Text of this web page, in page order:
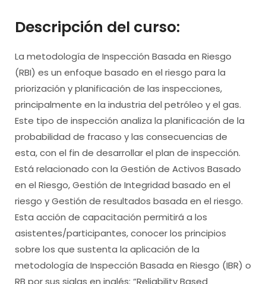
Descripción del curso:
La metodología de Inspección Basada en Riesgo
(RBI) es un enfoque basado en el riesgo para la
priorización y planificación de las inspecciones,
principalmente en la industria del petróleo y el gas.
Este tipo de inspección analiza la planificación de la
probabilidad de fracaso y las consecuencias de
esta, con el fin de desarrollar el plan de inspección.
Está relacionado con la Gestión de Activos Basado
en el Riesgo, Gestión de Integridad basado en el
riesgo y Gestión de resultados basada en el riesgo.
Esta acción de capacitación permitirá a los
asistentes/participantes, conocer los principios
sobre los que sustenta la aplicación de la
metodología de Inspección Basada en Riesgo (IBR) o
RB por sus siglas en inglés: “Reliability Based